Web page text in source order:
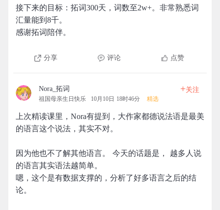
接下来的目标：拓词300天，词数至2w+。非常熟悉词
汇量能到8千。
感谢拓词陪伴。
分享 评论 点赞
Nora_拓词
祖国母亲生日快乐 10月10日 18时46分 精选
+关注
上次精读课里，Nora有提到，大作家都德说法语是最美
的语言这个说法，其实不对。
因为他也不了解其他语言。 今天的话题是， 越多人说
的语言其实语法越简单。
嗯，这个是有数据支撑的，分析了好多语言之后的结
论。